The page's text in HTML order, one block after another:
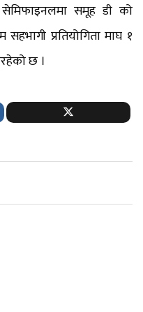
समूह डी को
सहभागी प्रतियोगिता माघ १
छ ।